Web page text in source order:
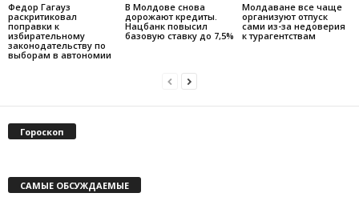
Федор Гагауз
раскритиковал
поправки к
избирательному
законодательству по
выборам в автономии
В Молдове снова
дорожают кредиты.
Нацбанк повысил
базовую ставку до 7,5%
Молдаване все чаще
организуют отпуск
сами из-за недоверия
к турагентствам
Гороскоп
САМЫЕ ОБСУЖДАЕМЫЕ